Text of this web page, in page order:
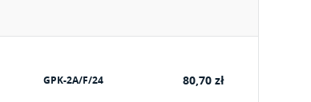
GPK-2A/F/24 80,70 zł